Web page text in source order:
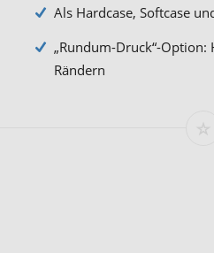
Als Hardcase, Softcase
„Rundum-Druck“-
Rändern